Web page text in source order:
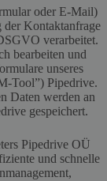
oder E-Mail)
der Kontaktanfrage
verarbeitet.
bearbeiten und
unseres
Tool”) Pipedrive.
Daten werden an
gespeichert.
Pipedrive OÜ
und schnelle